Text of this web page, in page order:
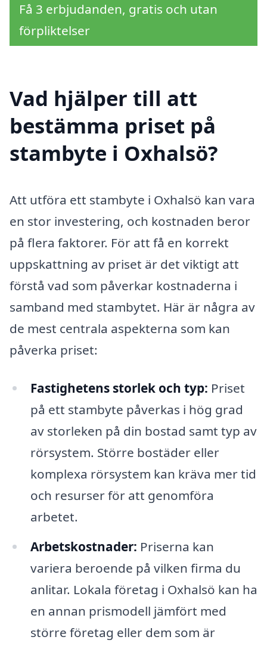
Få 3 erbjudanden, gratis och utan
förpliktelser
Vad hjälper till att
bestämma priset på
stambyte i Oxhalsö?
Att utföra ett stambyte i Oxhalsö kan vara
en stor investering, och kostnaden beror
på flera faktorer. För att få en korrekt
uppskattning av priset är det viktigt att
förstå vad som påverkar kostnaderna i
samband med stambytet. Här är några av
de mest centrala aspekterna som kan
påverka priset:
Fastighetens storlek och typ: Priset
på ett stambyte påverkas i hög grad
av storleken på din bostad samt typ av
rörsystem. Större bostäder eller
komplexa rörsystem kan kräva mer tid
och resurser för att genomföra
arbetet.
Arbetskostnader: Priserna kan
variera beroende på vilken firma du
anlitar. Lokala företag i Oxhalsö kan ha
en annan prismodell jämfört med
större företag eller dem som är